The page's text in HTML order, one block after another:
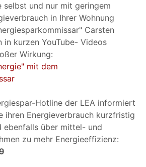
selbst und nur mit geringem
in Ihrer Wohnung
Carsten
in kurzen YouTube- Videos
Wirkung:
mit dem
Hotline der LEA informiert
ihren Energieverbrauch kurzfristig
ebenfalls über mittel- und
zu mehr Energieeffizienz: